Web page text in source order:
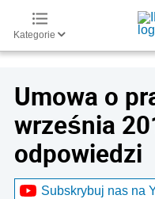
Kategorie
Umowa o
września
odpowiedzi
Subskrybuj nas na